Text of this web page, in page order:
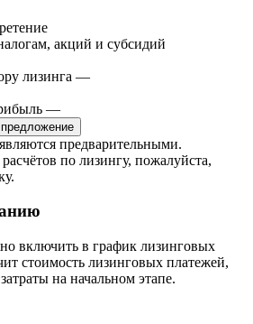
акций и субсидий
лизинга —
—
предварительными.
по лизингу, пожалуйста,
включить в график лизинговых
стоимость лизинговых платежей,
на начальном этапе.